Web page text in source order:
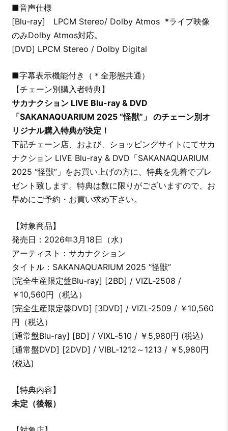
■音声仕様
[Blu-ray] LPCM Stereo/ Dolby Atmos *ライブ映像
のみDolby Atmos対応。
[DVD] LPCM Stereo / Dolby Digital
■字幕表示機能付き（＊全形態共通）
【チェーン別購入者特典】
サカナクション LIVE Blu-ray & DVD
「SAKANAQUARIUM 2025 “怪獣”」 のチェーン別オ
リジナル購入特典が決定！
下記チェーン店、および、ショッピングサイトにてサカ
ナクション LIVE Blu-ray & DVD「SAKANAQUARIUM
2025 “怪獣”」をお買い上げの方に、特典を先着でプレ
ゼント致します。特典は数に限りがございますので、お
早めにご予約・お買い求め下さい。
【対象商品】
発売日：2026年3月18日（水）
アーティスト：サカナクション
タイトル：SAKANAQUARIUM 2025 “怪獣”
[完全生産限定盤Blu-ray] [2BD] / VIZL-2508 /
￥10,560円（税込）
[完全生産限定盤DVD] [3DVD] / VIZL-2509 / ￥10,560
円（税込）
[通常盤Blu-ray] [BD] / VIXL-510 / ￥5,980円 (税込)
[通常盤DVD] [2DVD] / VIBL-1212～1213 / ￥5,980円
(税込)
【特典内容】
未定（後報）